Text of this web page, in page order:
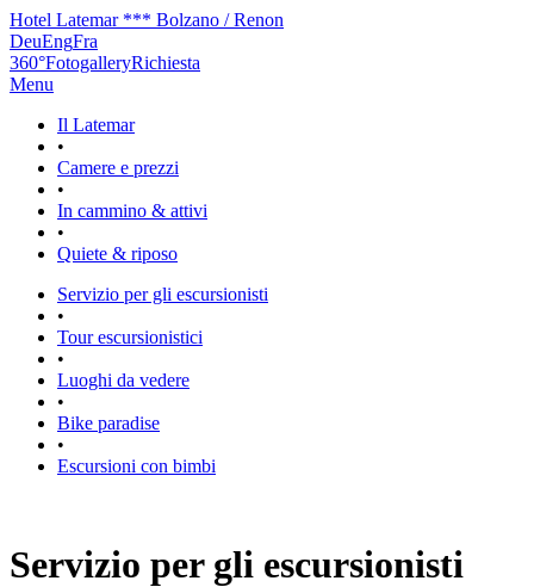
Hotel Latemar *** Bolzano / Renon
DeuEngFra
360°FotogalleryRichiesta
Menu
Il Latemar
•
Camere e prezzi
•
In cammino & attivi
•
Quiete & riposo
Servizio per gli escursionisti
•
Tour escursionistici
•
Luoghi da vedere
•
Bike paradise
•
Escursioni con bimbi
Servizio per gli escursionisti